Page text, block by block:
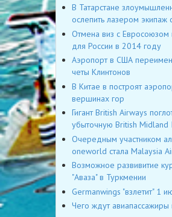
В Татарстане
ослепить лазером экипаж
Отмена виз с Евросоюзом
для России в 2014 году
Аэропорт в США
четы Клинтонов
В Китае в построят
вершинах гор
Гигант British Airways
убыточную British Midland
Очередным участником
oneworld стала Malaysia
Возможное развивитие
"Аваза" в Туркмении
Germanwings "взлетит" 1
Чего ждут